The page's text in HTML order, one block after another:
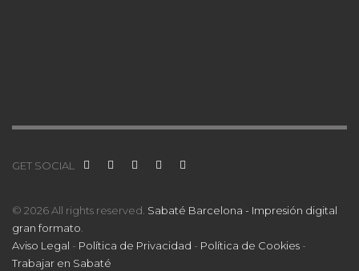
GET SOCIAL
© 2026 All rights reserved. Sabaté Barcelona - Impresión digital
gran formato.
Aviso Legal - Política de Privacidad - Política de Cookies -
Trabajar en Sabaté